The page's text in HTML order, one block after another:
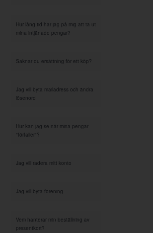
Hur lång tid har jag på mig att ta ut
mina intjänade pengar?
Saknar du ersättning för ett köp?
Jag vill byta mailadress och ändra
lösenord
Hur kan jag se när mina pengar
"förfaller"?
Jag vill radera mitt konto
Jag vill byta förening
Vem hanterar min beställning av
presentkort?